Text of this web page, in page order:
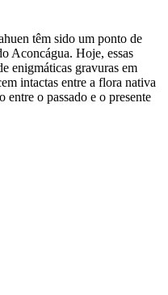
têm sido um ponto de
Aconcágua. Hoje, essas
enigmáticas gravuras em
intactas entre a flora nativa
o passado e o presente